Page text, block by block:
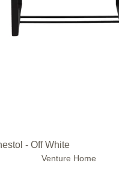
- Off White
Venture Home